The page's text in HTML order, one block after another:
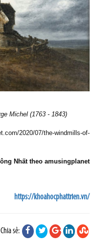
Michel (1763 - 1843)
2020/07/the-windmills-of-
Nhất theo amusingplanet
https://khoahocphattrien.vn/
Chia sẻ: